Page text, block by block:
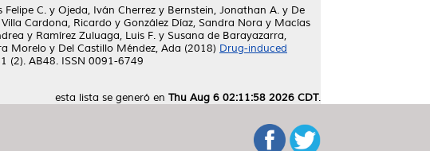
Felipe C. y Ojeda, Iván Cherrez y Bernstein, Jonathan A. y De
Villa Cardona, Ricardo y González Díaz, Sandra Nora y Macías
y Ramírez Zuluaga, Luis F. y Susana de Barayazarra,
Morelo y Del Castillo Méndez, Ada (2018) Drug-induced
(2). AB48. ISSN 0091-6749
esta lista se generó en Thu Aug 6 02:11:58 2026 CDT.